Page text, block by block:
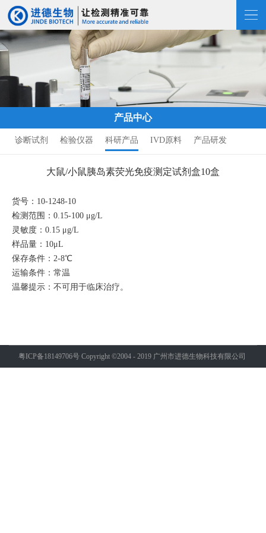
产品中心
诊断试剂 检验仪器 科研产品 IVD原料 产品研发
大鼠/小鼠胰岛素荧光免疫测定试剂盒10盒
货号：10-1248-10
检测范围：0.15-100 μg/L
灵敏度：0.15 μg/L
样品量：10μL
保存条件：2-8℃
运输条件：常温
温馨提示：不可用于临床治疗。
粤ICP备18149706号 Copyright ©2004 - 2019 广州市进德生物科技有限公司